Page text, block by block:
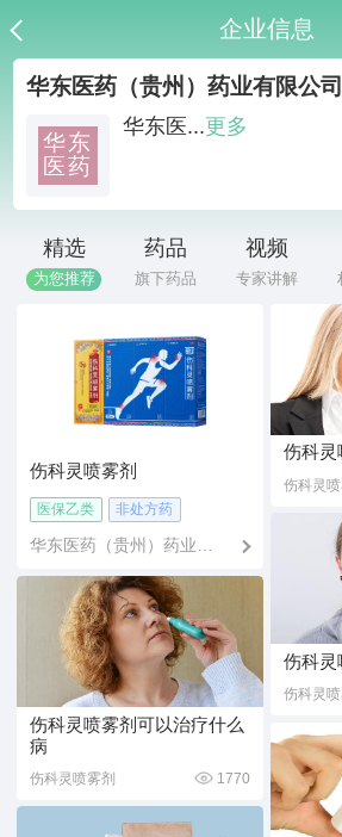
企业信息
华东医药（贵州）药业有限公司
华东
医药
华东医...更多
精选
为您推荐
药品
旗下药品
视频
专家讲解
伤科灵喷雾剂
医保乙类 非处方药
华东医药（贵州）药业有
伤科灵喷雾剂可以治疗什么
病
伤科灵喷雾剂 1770
伤科灵
伤科灵
伤科灵
伤科灵喷